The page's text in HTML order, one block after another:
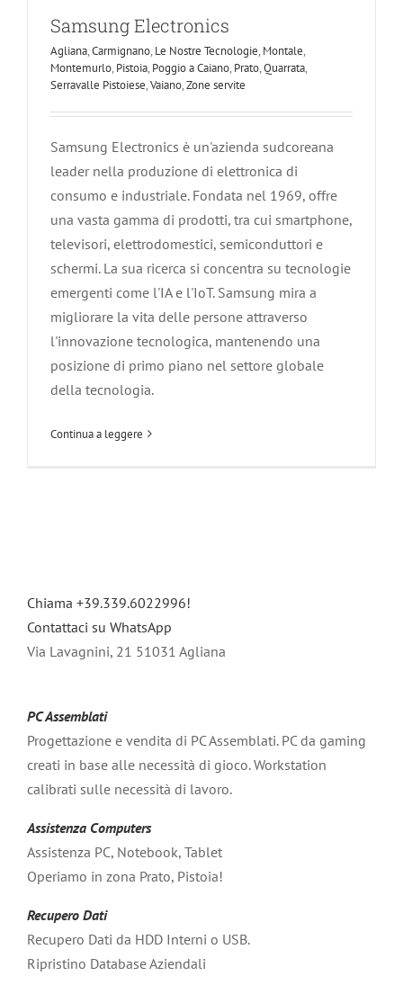
Samsung Electronics
Agliana,Carmignano, Le Nostre Tecnologie, Montale,
Montemurlo, Pistoia, Poggio a Caiano, Prato,Quarrata,
Serravalle Pistoiese,Vaiano,Zone servite
Samsung Electronics è un'azienda sudcoreana
leader nella produzione di elettronica di
consumo e industriale. Fondata nel 1969, offre
una vasta gamma di prodotti, tra cui smartphone,
televisori, elettrodomestici, semiconduttori e
schermi. La sua ricerca si concentra su tecnologie
emergenti come l'IA e l'IoT. Samsung mira a
migliorare la vita delle persone attraverso
l'innovazione tecnologica, mantenendo una
posizione di primo piano nel settore globale
della tecnologia.
Continua a leggere
Chiama +39.339.6022996!
Contattaci su WhatsApp
Via Lavagnini, 21 51031 Agliana
PC Assemblati
Progettazione e vendita di PC Assemblati. PC da gaming
creati in base alle necessità di gioco. Workstation
calibrati sulle necessità di lavoro.
Assistenza Computers
Assistenza PC, Notebook, Tablet
Operiamo in zona Prato, Pistoia!
Recupero Dati
Recupero Dati da HDD Interni o USB.
Ripristino Database Aziendali